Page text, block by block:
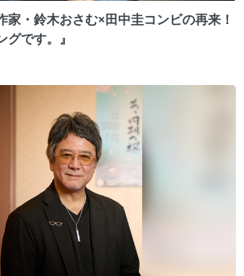
家・鈴木おさむ×田中圭コンビの再来！
グです。』